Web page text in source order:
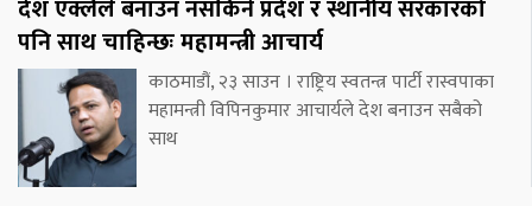
देश एक्लैले बनाउन नसकिने प्रदेश र स्थानीय सरकारको
पनि साथ चाहिन्छः महामन्त्री आचार्य
काठमाडौं, २३ साउन । राष्ट्रिय स्वतन्त्र पार्टी रास्वपाका
महामन्त्री विपिनकुमार आचार्यले देश बनाउन सबैको
साथ